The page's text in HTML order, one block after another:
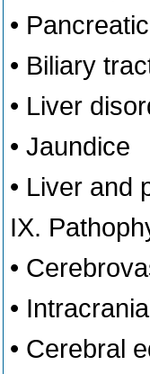
•
• Biliary
• Liver
• Jaundice
• Liver and
IX.
•
•
• Cerebral